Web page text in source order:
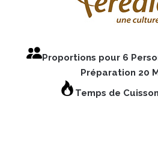
Proportions pour 6
Préparation 20
Temps de